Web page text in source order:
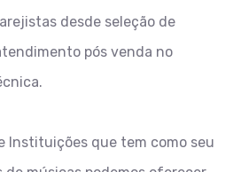
desde seleção de
pós venda no
Instituições que tem como seu